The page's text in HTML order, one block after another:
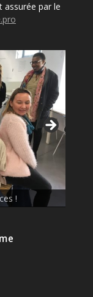
assurée par le
!